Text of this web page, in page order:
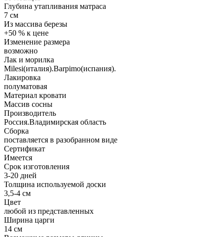
Глубина утапливания матраса
7 см
Из массива березы
+50 % к цене
Изменение размера
возможно
Лак и морилка
Milesi(италия).Barpimo(испания).
Лакировка
полуматовая
Материал кровати
Массив сосны
Производитель
Россия.Владимирская область
Сборка
поставляется в разобранном виде
Сертификат
Имеется
Срок изготовления
3-20 дней
Толщина используемой доски
3,5-4 см
Цвет
любой из представленных
Ширина царги
14 см